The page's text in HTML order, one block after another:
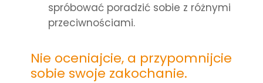
spróbować poradzić sobie z różnymi
przeciwnościami.
Nie oceniajcie, a przypomnijcie
sobie swoje zakochanie.